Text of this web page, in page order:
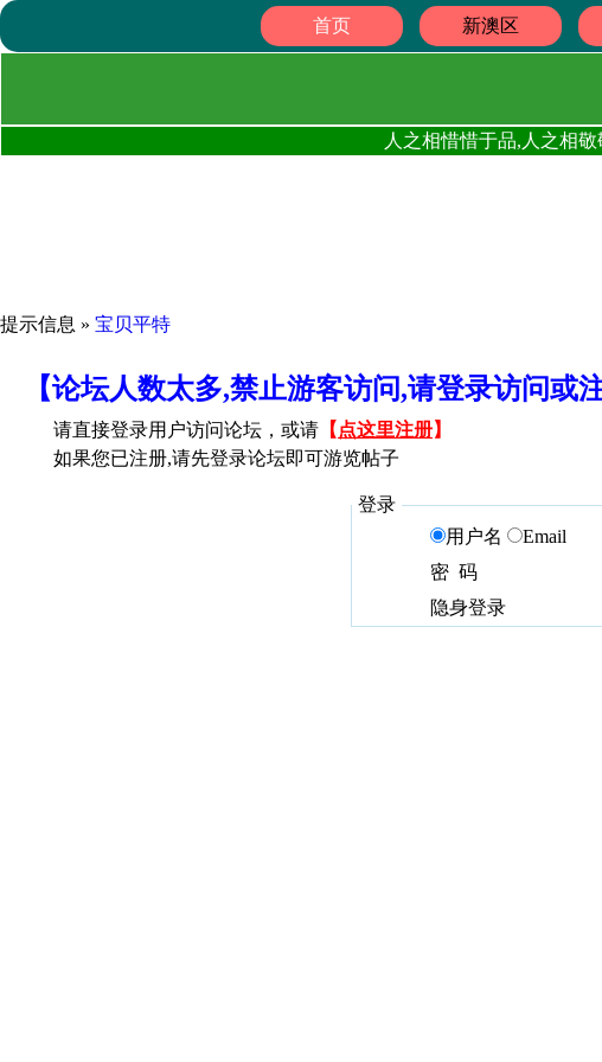
首页 新澳区
人之相惜惜于品,人之相
提示信息 » 宝贝平特
【论坛人数太多,禁止游客访问,请登录访问或
请直接登录用户访问论坛，或请 【 点这里注册】
如果您已注册,请先登录论坛即可游览帖子
登录
用户名
Email
密 码
隐身登录